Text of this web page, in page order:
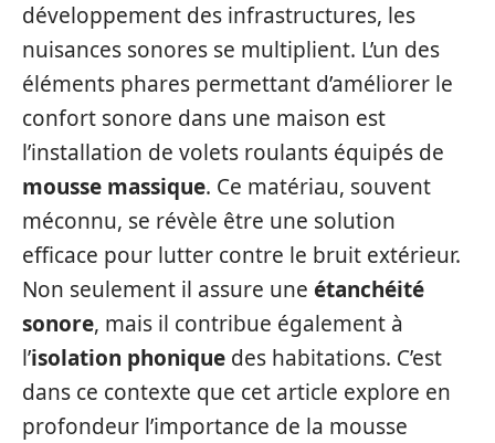
développement des infrastructures, les
nuisances sonores se multiplient. L’un des
éléments phares permettant d’améliorer le
confort sonore dans une maison est
l’installation de volets roulants équipés de
mousse massique. Ce matériau, souvent
méconnu, se révèle être une solution
efficace pour lutter contre le bruit extérieur.
Non seulement il assure une étanchéité
sonore, mais il contribue également à
l’isolation phonique des habitations. C’est
dans ce contexte que cet article explore en
profondeur l’importance de la mousse